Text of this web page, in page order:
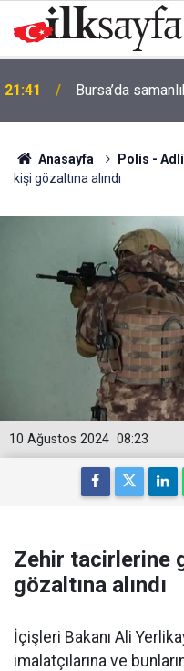
21:41 Bursa’da
Anasayfa Polis -
kişi gözaltına alındı
08:23
10 Ağustos 2024
Zehir tacirlerine
gözaltına alındı
İçişleri Bakanı Ali
imalatçılarına ve